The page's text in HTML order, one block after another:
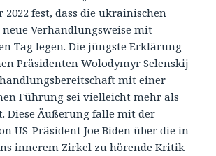
2022 fest, dass die ukrainischen
neue Verhandlungsweise mit
Tag legen. Die jüngste Erklärung
Präsidenten Wolodymyr Selenskij
mit einer
Führung sei vielleicht mehr als
Diese Äußerung falle mit der
US-Präsident Joe Biden über die in
innerem Zirkel zu hörende Kritik